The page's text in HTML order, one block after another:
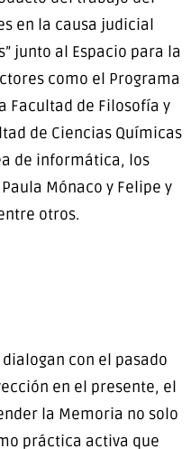
en la causa judicial
junto al Espacio para la
como el Programa
Facultad de Filosofía y
de Ciencias Químicas
de informática, los
Mónaco y Felipe y
otros.
con el pasado
en el presente, el
la Memoria no solo
práctica activa que